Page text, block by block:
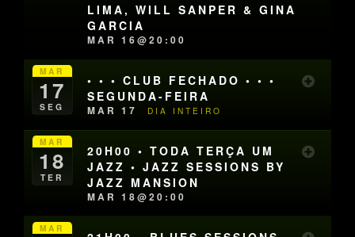
LIMA, WILL SANPER & GINA
GARCIA
MAR 16@20:00
MAR
17
SEG
• • • CLUB FECHADO • • •
SEGUNDA-FEIRA
MAR 17 DIA INTEIRO
MAR
18
TER
20H00 • TODA TERÇA UM
JAZZ • JAZZ SESSIONS BY
JAZZ MANSION
MAR 18@20:00
MAR